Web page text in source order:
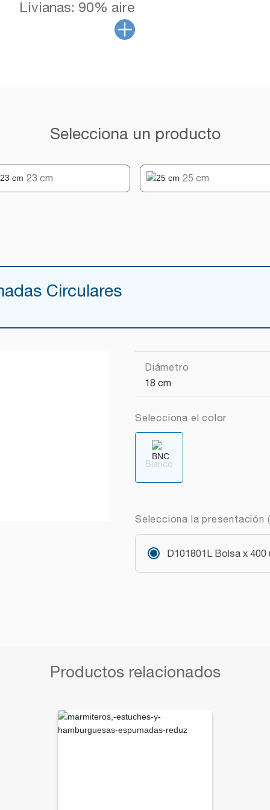
Livianas: 90% aire
Selecciona un producto
23 cm 25 cm
Circulares
Diámetro
18 cm
Selecciona el color
Blanco
Selecciona la presentación
D101801L Bolsa x 400
Productos relacionados